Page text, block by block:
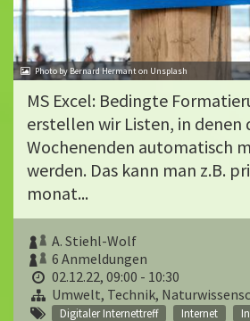
Photo by Bernard Hermant on Unsplash
MS Excel: Bedingte
erstellen wir Listen, in denen
Wochenenden automatisch
werden. Das kann man z.B.
monat...
A. Stiehl-Wolf
6 Anmeldungen
02.12.22, 09:00 - 10:30
Umwelt, Technik,
Digitaler Internettreff Internet